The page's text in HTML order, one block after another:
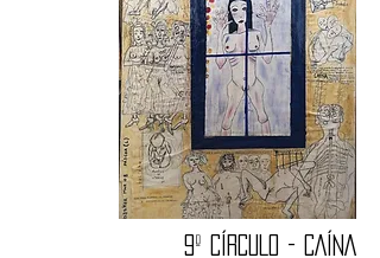
9º CÍRCULO - CAÍNA